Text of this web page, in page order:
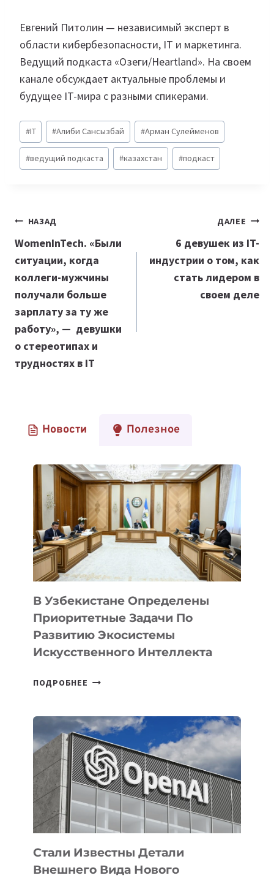
Евгений Питолин — независимый эксперт в
области кибербезопасности, IT и маркетинга.
Ведущий подкаста «Озеги/Heartland». На своем
канале обсуждает актуальные проблемы и
будущее IT-мира с разными спикерами.
Метки
записи:
#IT #Алиби Сансызбай #Арман Сулейменов
#ведущий подкаста #казахстан #подкаст
Навигация
по
записям
НАЗАД
WomenInTech. «Были
ситуации, когда
коллеги-мужчины
получали больше
зарплату за ту же
работу», — девушки
о стереотипах и
трудностях в IT
ДАЛЕЕ
6 девушек из IT-
индустрии о том, как
стать лидером в
своем деле
Новости Полезное
В Узбекистане Определены
Приоритетные Задачи По
Развитию Экосистемы
Искусственного Интеллекта
ПОДРОБНЕЕ
ПРИОРИТЕТНЫЕ
ЗАДАЧИ
ПО
РАЗВИТИЮ
ЭКОСИСТЕМЫ
ИСКУССТВЕННОГО
ИНТЕЛЛЕКТА
Стали Известны Детали
Внешнего Вида Нового